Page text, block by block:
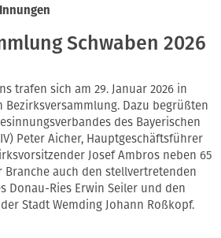
Schwaben 2026
trafen sich am 29. Januar 2026 in
Dazu begrüßten
des Bayerischen
Peter Aicher, Hauptgeschäftsführer
Josef Ambros neben 65
Branche auch den stellvertretenden
Donau-Ries Erwin Seiler und den
Stadt Wemding Johann Roßkopf.